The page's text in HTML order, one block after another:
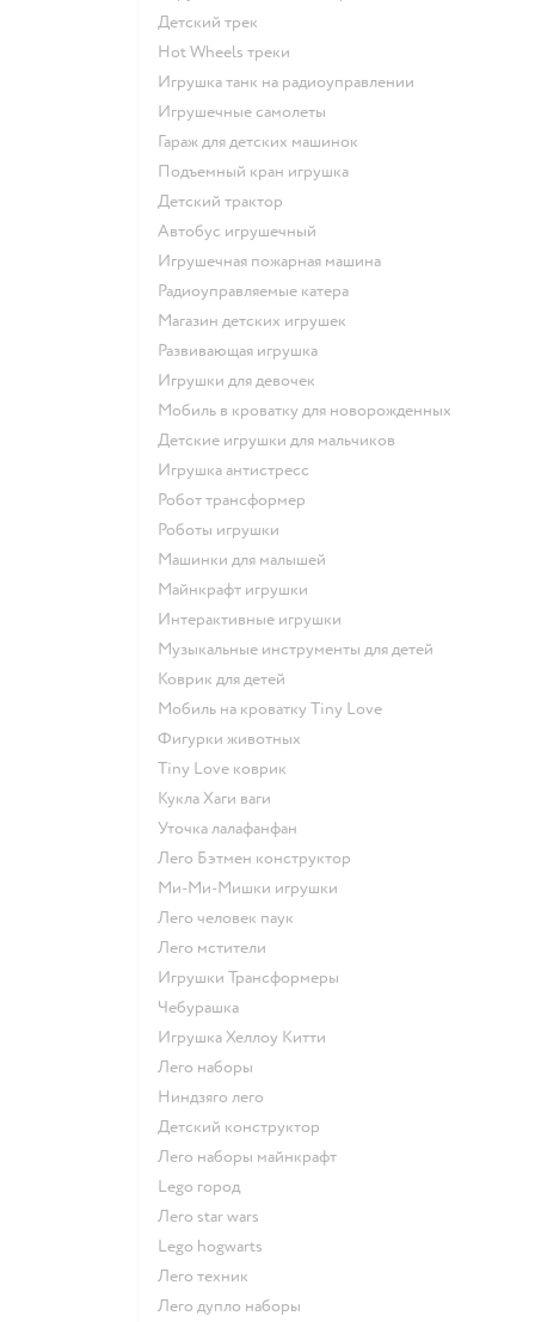
Детский трек
Hot Wheels треки
Игрушка танк на радиоуправлении
Игрушечные самолеты
Гараж для детских машинок
Подъемный кран игрушка
Детский трактор
Автобус игрушечный
Игрушечная пожарная машина
Радиоуправляемые катера
Магазин детских игрушек
Развивающая игрушка
Игрушки для девочек
Мобиль в кроватку для новорожденных
Детские игрушки для мальчиков
Игрушка антистресс
Робот трансформер
Роботы игрушки
Машинки для малышей
Майнкрафт игрушки
Интерактивные игрушки
Музыкальные инструменты для детей
Коврик для детей
Мобиль на кроватку Tiny Love
Фигурки животных
Tiny Love коврик
Кукла Хаги ваги
Уточка лалафанфан
Лего Бэтмен конструктор
Ми-Ми-Мишки игрушки
Лего человек паук
Лего мстители
Игрушки Трансформеры
Чебурашка
Игрушка Хеллоу Китти
Лего наборы
Ниндзяго лего
Детский конструктор
Лего наборы майнкрафт
Lego город
Лего star wars
Lego hogwarts
Лего техник
Лего дупло наборы